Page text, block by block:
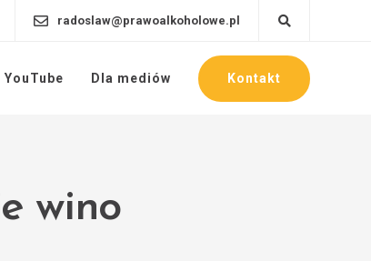
radoslaw@prawoalkoholowe.pl
YouTube Dla mediów Kontakt
wino